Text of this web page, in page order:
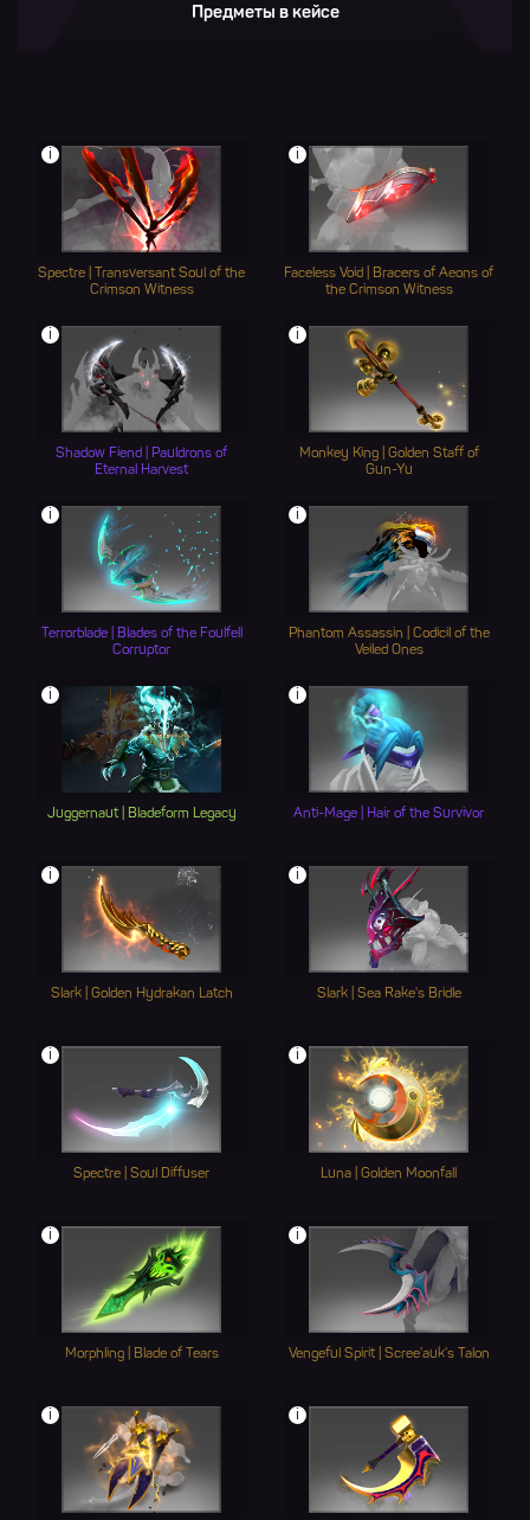
Предметы в кейсе
i
Spectre | Transversant Soul of the
Crimson Witness
i
Faceless Void | Bracers of Aeons of
the Crimson Witness
i
Shadow Fiend | Pauldrons of
Eternal Harvest
i
Monkey King | Golden Staff of
Gun-Yu
i
Terrorblade | Blades of the Foulfell
Corruptor
i
Phantom Assassin | Codicil of the
Veiled Ones
i
Juggernaut | Bladeform Legacy
i
Anti-Mage | Hair of the Survivor
i
Slark | Golden Hydrakan Latch
i
Slark | Sea Rake's Bridle
i
Spectre | Soul Diffuser
i
Luna | Golden Moonfall
i
Morphling | Blade of Tears
i
Vengeful Spirit | Scree'auk's Talon
i i